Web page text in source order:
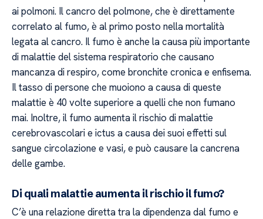
ai polmoni. Il cancro del polmone, che è direttamente
correlato al fumo, è al primo posto nella mortalità
legata al cancro. Il fumo è anche la causa più importante
di malattie del sistema respiratorio che causano
mancanza di respiro, come bronchite cronica e enfisema.
Il tasso di persone che muoiono a causa di queste
malattie è 40 volte superiore a quelli che non fumano
mai. Inoltre, il fumo aumenta il rischio di malattie
cerebrovascolari e ictus a causa dei suoi effetti sul
sangue circolazione e vasi, e può causare la cancrena
delle gambe.
Di quali malattie aumenta il rischio il fumo?
C’è una relazione diretta tra la dipendenza dal fumo e